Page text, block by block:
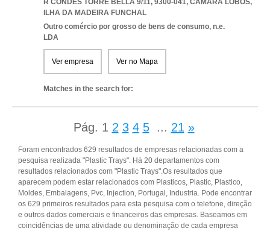
R CONDES TORRE BELLA 9/11, 9300-041, CAMARA LOBOS,
ILHA DA MADEIRA FUNCHAL
Outro comércio por grosso de bens de consumo, n.e.
LDA
Ver empresa Ver no Mapa
Matches in the search for:
Pág. 1 2 3 4 5 ... 21 »
Foram encontrados 629 resultados de empresas relacionadas com a
pesquisa realizada "Plastic Trays". Há 20 departamentos com
resultados relacionados com "Plastic Trays".Os resultados que
aparecem podem estar relacionados com Plasticos, Plastic, Plastico,
Moldes, Embalagens, Pvc, Injection, Portugal, Industria. Pode encontrar
os 629 primeiros resultados para esta pesquisa com o telefone, direção
e outros dados comerciais e financeiros das empresas. Baseamos em
coincidências de uma atividade ou denominação de cada empresa